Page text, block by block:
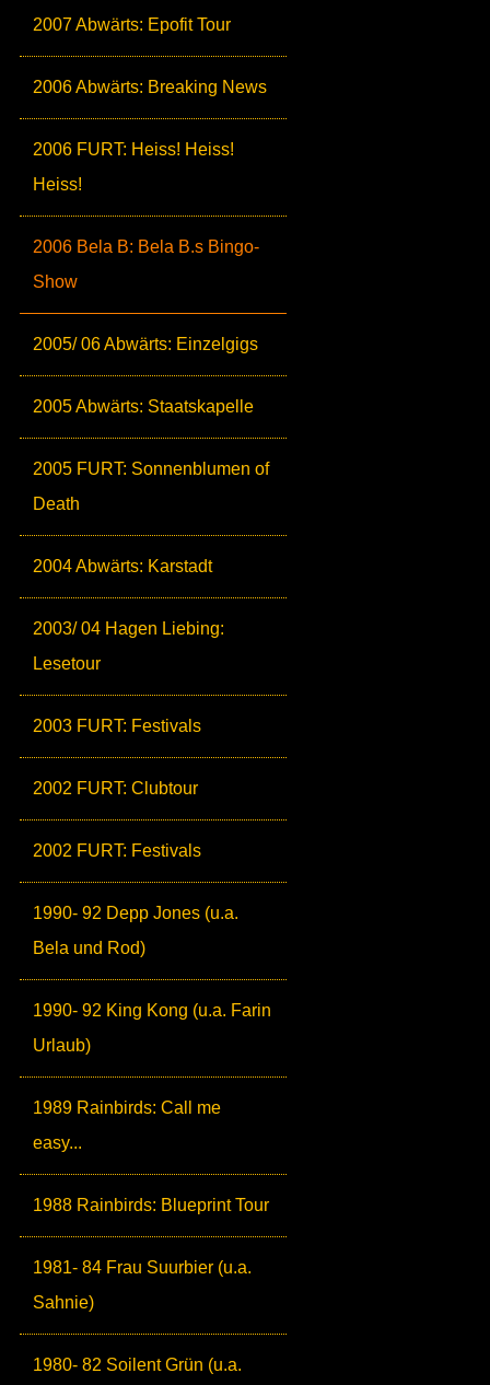
2007 Abwärts: Epofit Tour
2006 Abwärts: Breaking News
2006 FURT: Heiss! Heiss!
Heiss!
2006 Bela B: Bela B.s Bingo-
Show
2005/ 06 Abwärts: Einzelgigs
2005 Abwärts: Staatskapelle
2005 FURT: Sonnenblumen of
Death
2004 Abwärts: Karstadt
2003/ 04 Hagen Liebing:
Lesetour
2003 FURT: Festivals
2002 FURT: Clubtour
2002 FURT: Festivals
1990- 92 Depp Jones (u.a.
Bela und Rod)
1990- 92 King Kong (u.a. Farin
Urlaub)
1989 Rainbirds: Call me
easy...
1988 Rainbirds: Blueprint Tour
1981- 84 Frau Suurbier (u.a.
Sahnie)
1980- 82 Soilent Grün (u.a.